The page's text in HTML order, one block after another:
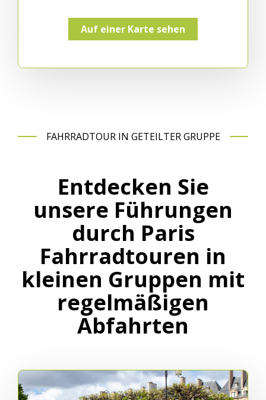
Auf einer Karte sehen
FAHRRADTOUR IN GETEILTER GRUPPE
Entdecken Sie
unsere Führungen
durch Paris
Fahrradtouren in
kleinen Gruppen mit
regelmäßigen
Abfahrten